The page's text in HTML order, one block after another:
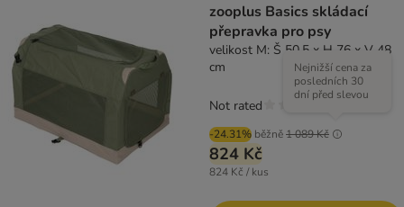
zooplus Basics skládací
přepravka pro psy
velikost M: Š 50,5 x H 76 x V 48
cm
-24.31% běžně1 089 Kč
Nejnižší cena za
posledních 30
dní před slevou
824 Kč
824 Kč / kus
Not rated